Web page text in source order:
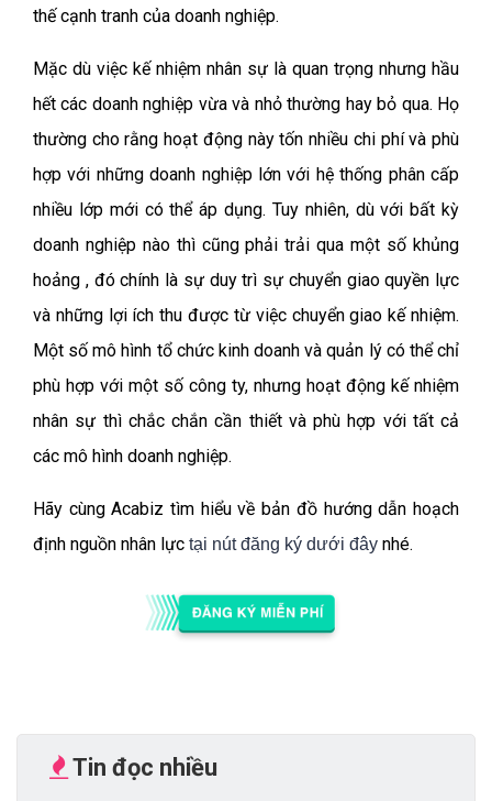
thế cạnh tranh của doanh nghiệp.
Mặc dù việc kế nhiệm nhân sự là quan trọng nhưng hầu
hết các doanh nghiệp vừa và nhỏ thường hay bỏ qua. Họ
thường cho rằng hoạt động này tốn nhiều chi phí và phù
hợp với những doanh nghiệp lớn với hệ thống phân cấp
nhiều lớp mới có thể áp dụng. Tuy nhiên, dù với bất kỳ
doanh nghiệp nào thì cũng phải trải qua một số khủng
hoảng , đó chính là sự duy trì sự chuyển giao quyền lực
và những lợi ích thu được từ việc chuyển giao kế nhiệm.
Một số mô hình tổ chức kinh doanh và quản lý có thể chỉ
phù hợp với một số công ty, nhưng hoạt động kế nhiệm
nhân sự thì chắc chắn cần thiết và phù hợp với tất cả
các mô hình doanh nghiệp.
Hãy cùng Acabiz tìm hiểu về bản đồ hướng dẫn hoạch
định nguồn nhân lực tại nút đăng ký dưới đây nhé.
Tin đọc nhiều